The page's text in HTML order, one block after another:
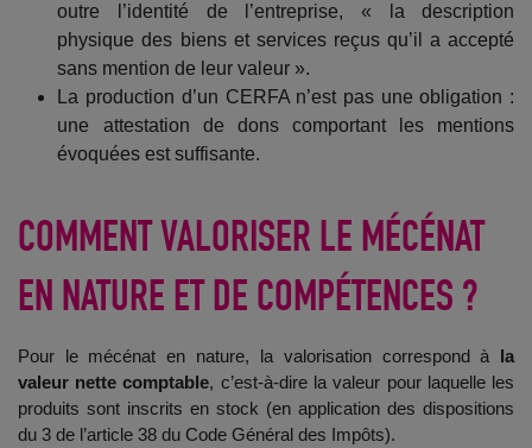
outre l’identité de l’entreprise, « la description
physique des biens et services reçus qu’il a accepté
sans mention de leur valeur ».
La production d’un CERFA n’est pas une obligation :
une attestation de dons comportant les mentions
évoquées est suffisante.
COMMENT VALORISER LE MÉCÉNAT
EN NATURE ET DE COMPÉTENCES ?
Pour le mécénat en nature, la valorisation correspond à la
valeur nette comptable, c’est-à-dire la valeur pour laquelle les
produits sont inscrits en stock (en application des dispositions
du 3 de l’article 38 du Code Général des Impôts).